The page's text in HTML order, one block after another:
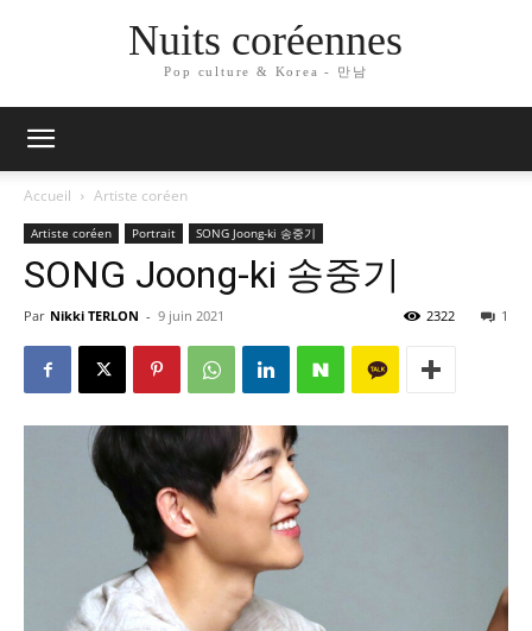
Nuits coréennes
Pop culture & Korea - 만남
Accueil Artiste coréen
Artiste coréen Portrait SONG Joong-ki 송중기
SONG Joong-ki 송중기
Par Nikki TERLON - 9 juin 2021 1
2322